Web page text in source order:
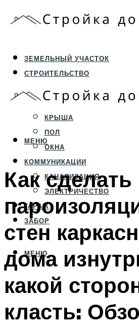
ЗЕМЕЛЬНЫЙ УЧАСТОК
СТРОИТЕЛЬСТВО
ФУНДАМЕНТ И ЦОКОЛЬ
ПЕРЕКРЫТИЯ И СТЕНЫ
КРЫША
ПОЛ
ОКНА
КОММУНИКАЦИИ
КАНАЛИЗАЦИЯ
ЭЛЕКТРИЧЕСТВО
ГАРАЖ
ЗАБОР
МЕНЮ
МЕНЮ
Как сделать
стен
дома
какой
класть: